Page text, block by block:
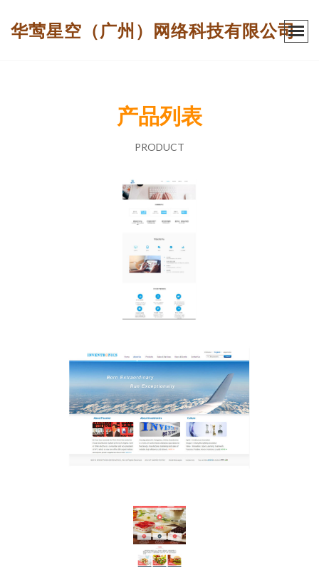
华莺星空（广州）网络科技有限公司
产品列表
PRODUCT